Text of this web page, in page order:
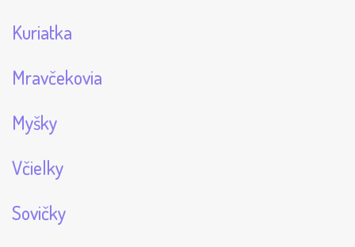
Kuriatka
Mravčekovia
Myšky
Včielky
Sovičky